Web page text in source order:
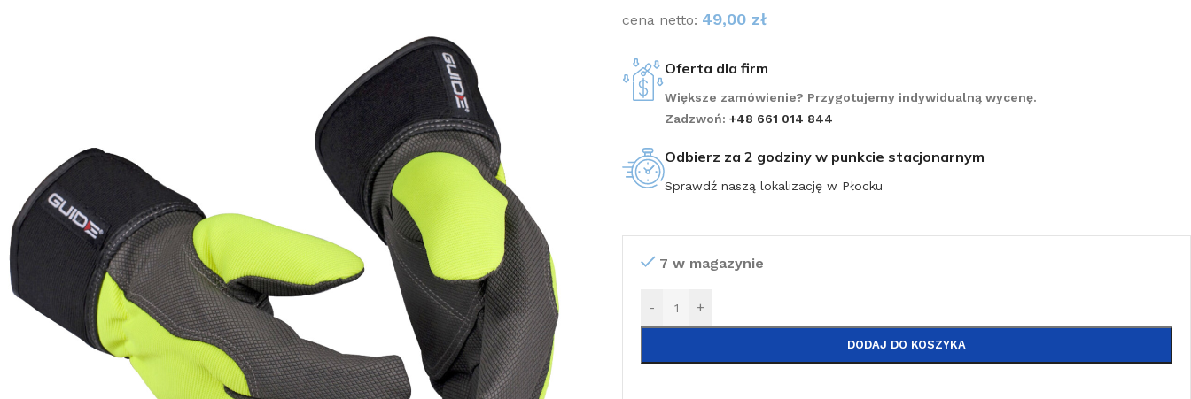
cena netto: 49,00 zł
Oferta dla firm
Większe zamówienie? Przygotujemy indywidualną wycenę.
Zadzwoń: +48 661 014 844
Odbierz za 2 godziny w punkcie stacjonarnym
Sprawdź naszą lokalizację w Płocku
7 w magazynie
- +
DODAJ DO KOSZYKA